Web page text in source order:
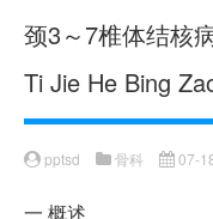
颈3～7椎体结核
Ti Jie He Bing
pptsd 骨科 07-
一 概述